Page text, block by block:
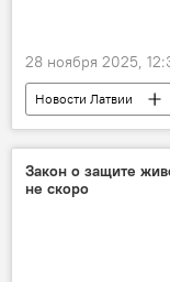
28 ноября 2025,
Новости Латвии
деньги
Закон о защите
не скоро